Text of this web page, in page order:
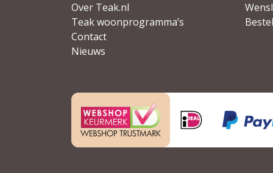
Over Teak.nl
Teak woonprogramma’s
Contact
Nieuws